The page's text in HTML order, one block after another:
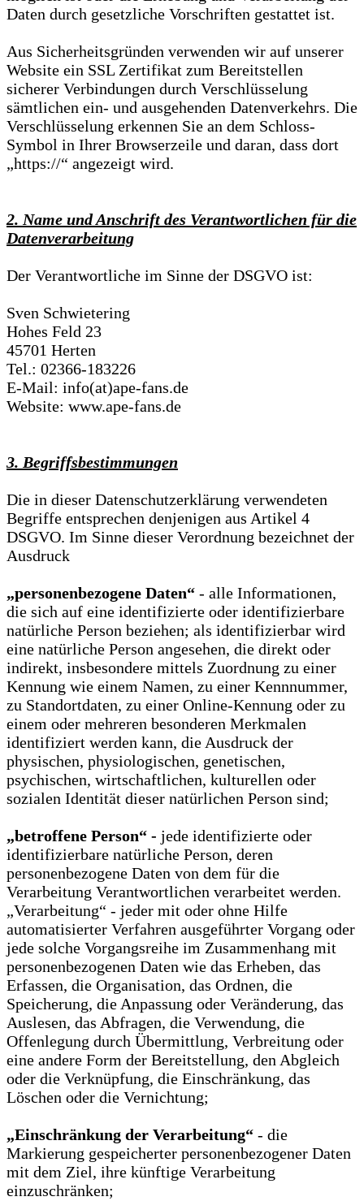
Daten durch gesetzliche Vorschriften gestattet ist.
Aus Sicherheitsgründen verwenden wir auf unserer
Website ein SSL Zertifikat zum Bereitstellen
sicherer Verbindungen durch Verschlüsselung
sämtlichen ein- und ausgehenden Datenverkehrs. Die
Verschlüsselung erkennen Sie an dem Schloss-
Symbol in Ihrer Browserzeile und daran, dass dort
„https://“ angezeigt wird.
2. Name und Anschrift des Verantwortlichen für die
Datenverarbeitung
Der Verantwortliche im Sinne der DSGVO ist:
Sven Schwietering
Hohes Feld 23
45701 Herten
Tel.: 02366-183226
E-Mail: info(at)ape-fans.de
Website: www.ape-fans.de
3. Begriffsbestimmungen
Die in dieser Datenschutzerklärung verwendeten
Begriffe entsprechen denjenigen aus Artikel 4
DSGVO. Im Sinne dieser Verordnung bezeichnet der
Ausdruck
„personenbezogene Daten“ - alle Informationen,
die sich auf eine identifizierte oder identifizierbare
natürliche Person beziehen; als identifizierbar wird
eine natürliche Person angesehen, die direkt oder
indirekt, insbesondere mittels Zuordnung zu einer
Kennung wie einem Namen, zu einer Kennnummer,
zu Standortdaten, zu einer Online-Kennung oder zu
einem oder mehreren besonderen Merkmalen
identifiziert werden kann, die Ausdruck der
physischen, physiologischen, genetischen,
psychischen, wirtschaftlichen, kulturellen oder
sozialen Identität dieser natürlichen Person sind;
„betroffene Person“ - jede identifizierte oder
identifizierbare natürliche Person, deren
personenbezogene Daten von dem für die
Verarbeitung Verantwortlichen verarbeitet werden.
„Verarbeitung“ - jeder mit oder ohne Hilfe
automatisierter Verfahren ausgeführter Vorgang oder
jede solche Vorgangsreihe im Zusammenhang mit
personenbezogenen Daten wie das Erheben, das
Erfassen, die Organisation, das Ordnen, die
Speicherung, die Anpassung oder Veränderung, das
Auslesen, das Abfragen, die Verwendung, die
Offenlegung durch Übermittlung, Verbreitung oder
eine andere Form der Bereitstellung, den Abgleich
oder die Verknüpfung, die Einschränkung, das
Löschen oder die Vernichtung;
„Einschränkung der Verarbeitung“ - die
Markierung gespeicherter personenbezogener Daten
mit dem Ziel, ihre künftige Verarbeitung
einzuschränken;